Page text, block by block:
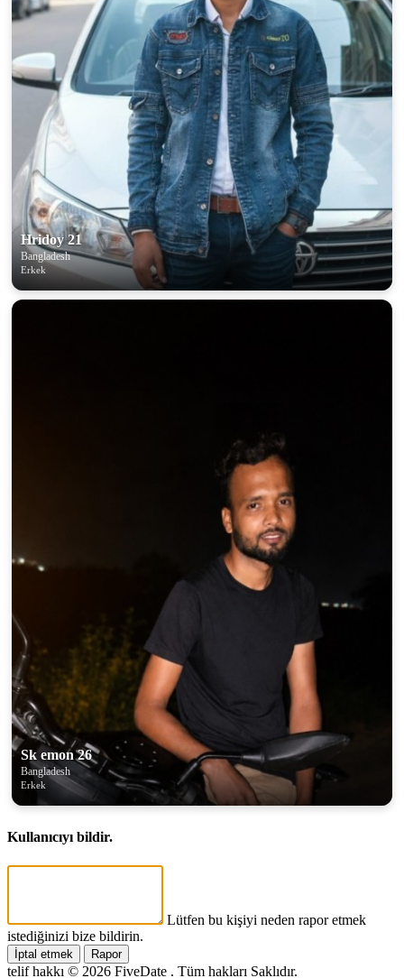
Hridoy 21
Bangladesh
Erkek
Sk emon 26
Bangladesh
Erkek
Kullanıcıyı bildir.
Lütfen bu kişiyi neden rapor etmek
istediğinizi bize bildirin.
İptal etmek Rapor
telif hakkı © 2026 FiveDate . Tüm hakları Saklıdır.